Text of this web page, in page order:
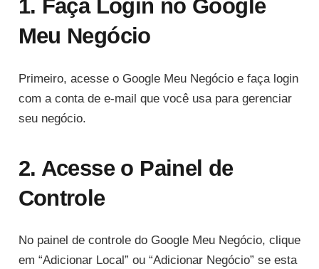
1. Faça Login no Google
Meu Negócio
Primeiro, acesse o Google Meu Negócio e faça login
com a conta de e-mail que você usa para gerenciar
seu negócio.
2. Acesse o Painel de
Controle
No painel de controle do Google Meu Negócio, clique
em “Adicionar Local” ou “Adicionar Negócio” se esta